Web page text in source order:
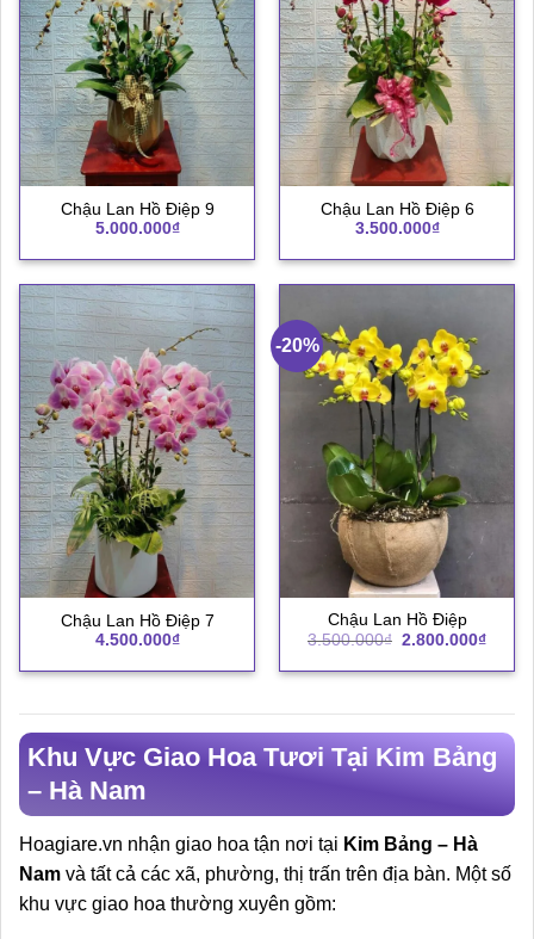
Chậu Lan Hồ Điệp 9
5.000.000₫
Chậu Lan Hồ Điệp 6
3.500.000₫
Chậu Lan Hồ Điệp 7
4.500.000₫
-20%
Chậu Lan Hồ Điệp
3.500.000₫ Giá
là:
2.800.000₫Giá
tại
Khu Vực Giao Hoa Tươi Tại Kim Bảng
– Hà Nam
Hoagiare.vn nhận giao hoa tận nơi tại Kim Bảng – Hà
Nam và tất cả các xã, phường, thị trấn trên địa bàn. Một số
khu vực giao hoa thường xuyên gồm: